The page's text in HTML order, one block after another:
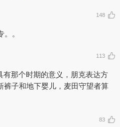
148
。
113
有那个时期的意义，朋克表达方
裤子和地下婴儿，麦田守望者算
83